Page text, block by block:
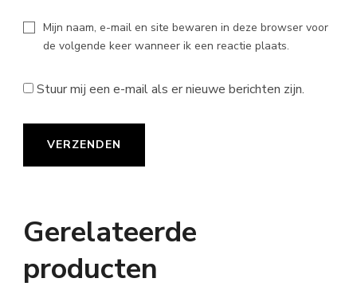
Mijn naam, e-mail en site bewaren in deze browser voor
de volgende keer wanneer ik een reactie plaats.
Stuur mij een e-mail als er nieuwe berichten zijn.
Gerelateerde
producten